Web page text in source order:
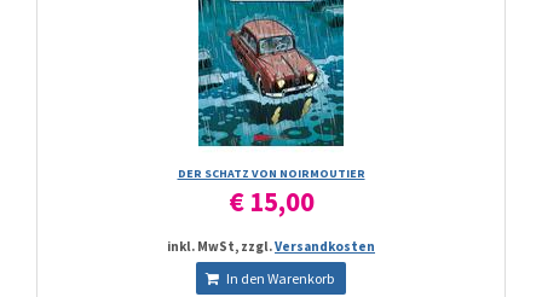
DER SCHATZ VON NOIRMOUTIER
€ 15,00
inkl. MwSt, zzgl.Versandkosten
In den Warenkorb